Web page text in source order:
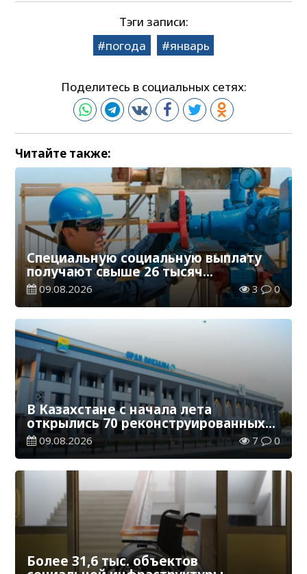
Тэги записи:
погода
январь
Поделитесь в социальных сетях:
Читайте также:
Специальную социальную выплату
получают свыше 26 тысяч
работников, занятых во вредных
условиях труда
09.08.2026 3 0
В Казахстане с начала лета
открылись 70 реконструированных
железнодорожных вокзалов
09.08.2026 7 0
Более 31,6 тыс. объектов